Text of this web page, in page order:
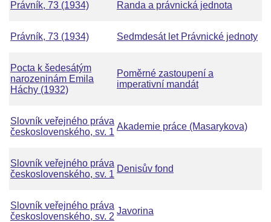
Právník, 73 (1934) Randa a právnická jednota
Právník, 73 (1934) Sedmdesát let Právnické jednoty
Pocta k šedesátým
narozeninám Emila
Háchy (1932)
Poměrné zastoupení a
imperativní mandát
Slovník veřejného práva
československého, sv. 1
Akademie práce (Masarykova)
Slovník veřejného práva
československého, sv. 1
Denisův fond
Slovník veřejného práva
československého, sv. 2
Javorina